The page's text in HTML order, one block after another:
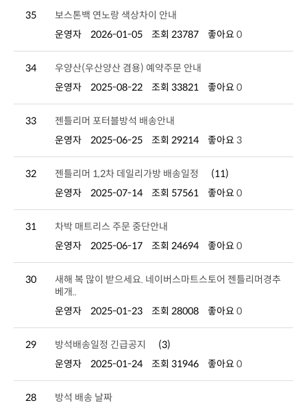
35
보스톤백 연노랑 색상차이 안내
운영자
2026-01-05 조회 23787 좋아요 0
34
우양산(우산양산 겸용) 예약주문 안내
운영자
2025-08-22 조회 33821 좋아요 0
33
젠틀리머 포터블방석 배송안내
운영자
2025-06-25 조회 29214 좋아요 3
32 젠틀리머 1,2차 데일리가방 배송일정
(11)
운영자
2025-07-14 조회 57561 좋아요 0
31
차박 매트리스 주문 중단안내
운영자
2025-06-17 조회 24694 좋아요 0
30
베개..
운영자
2025-01-23 조회 28008 좋아요 0
29 방석배송일정 긴급공지
(3)
운영자
2025-01-24 조회 31946 좋아요 0
28
방석 배송 날짜